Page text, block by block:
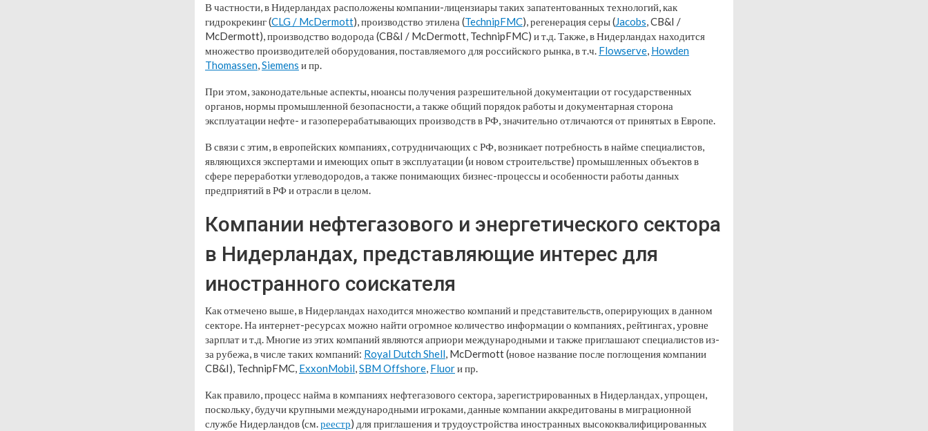
В частности, в Нидерландах расположены компании-лицензиары таких запатентованных технологий, как
гидрокрекинг (CLG / McDermott), производство этилена (TechnipFMC), регенерация серы (Jacobs, CB&I /
McDermott), производство водорода (CB&I / McDermott, TechnipFMC) и т.д. Также, в Нидерландах находится
множество производителей оборудования, поставляемого для российского рынка, в т.ч. Flowserve, Howden
Thomassen,Siemens и пр.
При этом, законодательные аспекты, нюансы получения разрешительной документации от государственных
органов, нормы промышленной безопасности, а также общий порядок работы и документарная сторона
эксплуатации нефте- и газоперерабатывающих производств в РФ, значительно отличаются от принятых в Европе.
В связи с этим, в европейских компаниях, сотрудничающих с РФ, возникает потребность в найме специалистов,
являющихся экспертами и имеющих опыт в эксплуатации (и новом строительстве) промышленных объектов в
сфере переработки углеводородов, а также понимающих бизнес-процессы и особенности работы данных
предприятий в РФ и отрасли в целом.
Компании нефтегазового и энергетического сектора
в Нидерландах, представляющие интерес для
иностранного соискателя
Как отмечено выше, в Нидерландах находится множество компаний и представительств, оперирующих в данном
секторе. На интернет-ресурсах можно найти огромное количество информации о компаниях, рейтингах, уровне
зарплат и т.д. Многие из этих компаний являются априори международными и также приглашают специалистов из-
за рубежа, в числе таких компаний: Royal Dutch Shell, McDermott (новое название после поглощения компании
CB&I), TechnipFMC, ExxonMobil,SBM Offshore, Fluorи пр.
Как правило, процесс найма в компаниях нефтегазового сектора, зарегистрированных в Нидерландах, упрощен,
поскольку, будучи крупными международными игроками, данные компании аккредитованы в миграционной
службе Нидерландов (см.реестр) для приглашения и трудоустройства иностранных высококвалифицированных